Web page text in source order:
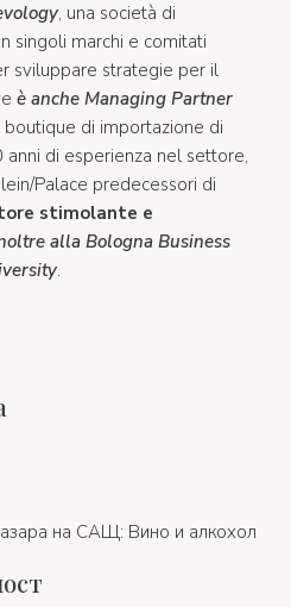
, una società di
singoli marchi e comitati
sviluppare strategie per il
è anche Managing Partner
boutique di importazione di
di esperienza nel settore,
Palace predecessori di
stimolante e
alla Bologna Business
.
на САЩ: Вино и алкохол